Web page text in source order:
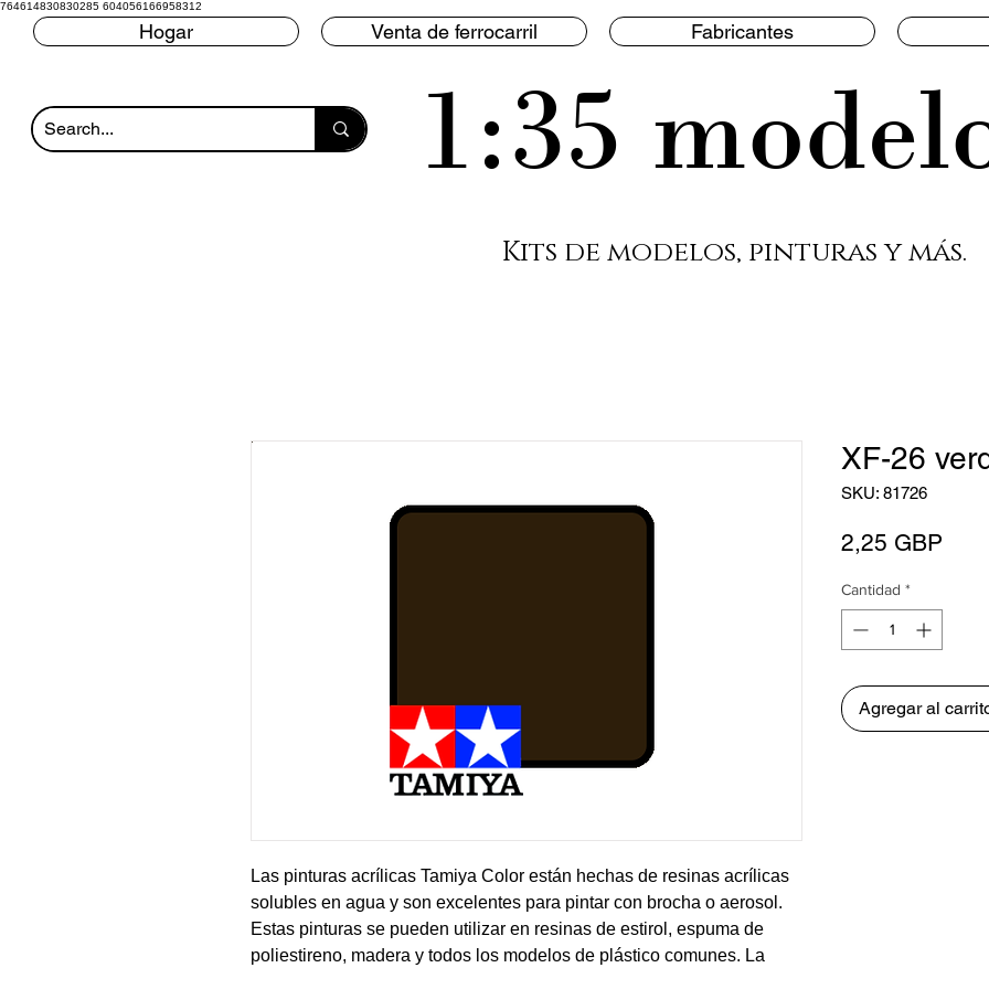
764614830830285 604056166958312
Hogar Venta de ferrocarril Fabricantes
1:35
Kits de modelos, pinturas y más.
Las pinturas acrílicas Tamiya Color están hechas de resinas acrílicas
solubles en agua y son excelentes para pintar con brocha o aerosol.
Estas pinturas se pueden utilizar en resinas de estirol, espuma de
poliestireno, madera y todos los modelos de plástico comunes. La
XF-26
SKU: 81726
2,25 GBP
Cantidad *
Agregar al